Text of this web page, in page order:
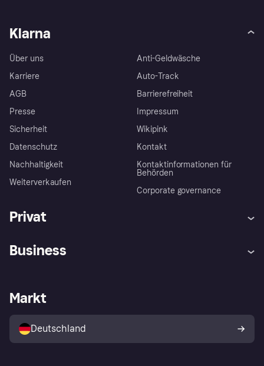
Klarna
Über uns
Karriere
AGB
Presse
Sicherheit
Datenschutz
Nachhaltigkeit
Weiterverkaufen
Anti-Geldwäsche
Auto-Track
Barrierefreiheit
Impressum
Wikipink
Kontakt
Kontaktinformationen für
Behörden
Corporate governance
Privat
Klarna App
Shops entdecken
Käuferschutzrichtlinie
Dein Widerrufsrecht
Business
Händlerportal
Markt
Deutschland